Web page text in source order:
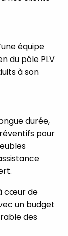
équipe
du pôle PLV
à son
durée,
pour
cœur de
un budget
des